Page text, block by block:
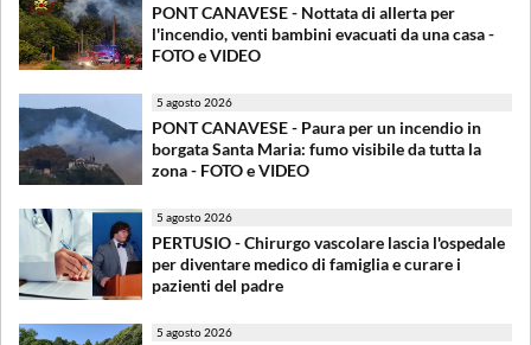
PONT CANAVESE - Nottata di allerta per
l'incendio, venti bambini evacuati da una casa -
FOTO e VIDEO
5 agosto 2026
PONT CANAVESE - Paura per un incendio in
borgata Santa Maria: fumo visibile da tutta la
zona - FOTO e VIDEO
5 agosto 2026
PERTUSIO - Chirurgo vascolare lascia l'ospedale
per diventare medico di famiglia e curare i
pazienti del padre
5 agosto 2026